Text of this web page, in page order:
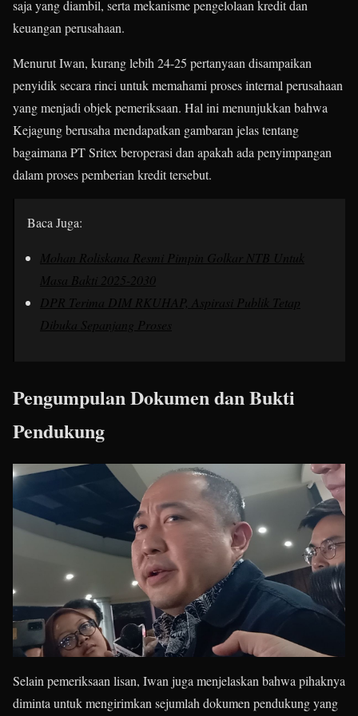
saja yang diambil, serta mekanisme pengelolaan kredit dan
keuangan perusahaan.
Menurut Iwan, kurang lebih 24-25 pertanyaan disampaikan
penyidik secara rinci untuk memahami proses internal perusahaan
yang menjadi objek pemeriksaan. Hal ini menunjukkan bahwa
Kejagung berusaha mendapatkan gambaran jelas tentang
bagaimana PT Sritex beroperasi dan apakah ada penyimpangan
dalam proses pemberian kredit tersebut.
Baca Juga:
Mohan Roliskana Resmi Pimpin Golkar NTB Untuk
Masa Bakti 2025-2030
DPR Terima DIM RKUHAP, Aspirasi Publik Tetap
Dibuka Sepanjang Proses
Pengumpulan Dokumen dan Bukti
Pendukung
Selain pemeriksaan lisan, Iwan juga menjelaskan bahwa pihaknya
diminta untuk mengirimkan sejumlah dokumen pendukung yang